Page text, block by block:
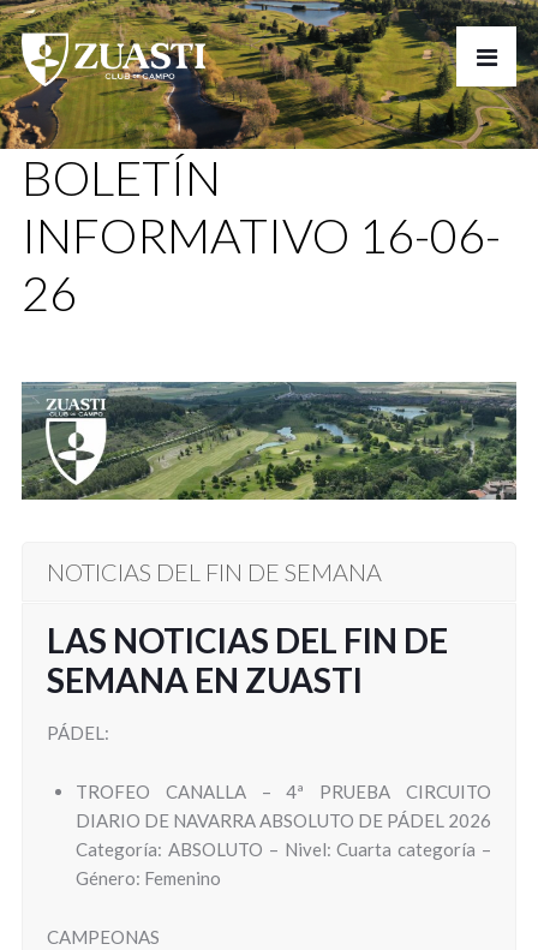
BOLETÍN
INFORMATIVO 16-06-
26
NOTICIAS DEL FIN DE SEMANA
LAS NOTICIAS DEL FIN DE
SEMANA EN ZUASTI
PÁDEL:
TROFEO CANALLA – 4ª PRUEBA CIRCUITO
DIARIO DE NAVARRA ABSOLUTO DE PÁDEL 2026
Categoría: ABSOLUTO – Nivel: Cuarta categoría –
Género: Femenino
CAMPEONAS